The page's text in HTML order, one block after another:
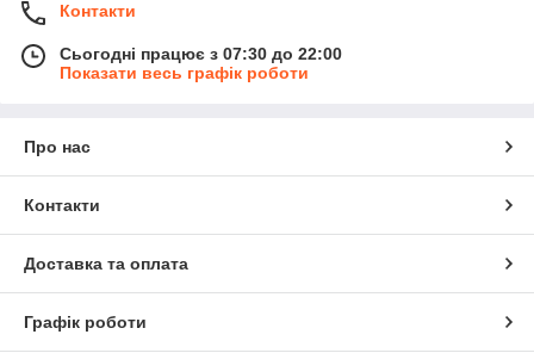
Контакти
Сьогодні працює з 07:30 до 22:00
Показати весь графік роботи
Про нас
Контакти
Доставка та оплата
Графік роботи